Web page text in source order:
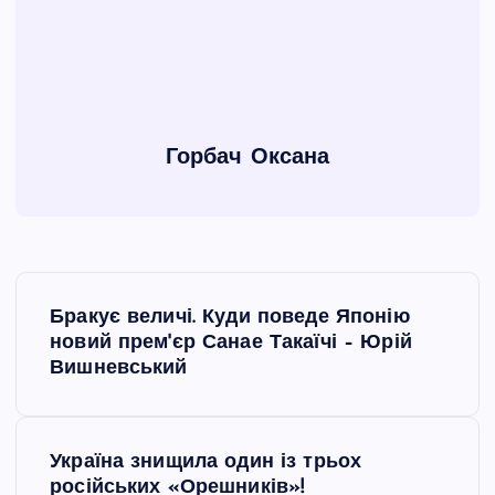
Горбач Оксана
Бракує величі. Куди поведе Японію
новий прем'єр Санае Такаїчі – Юрій
Вишневський
Україна знищила один із трьох
російських «Орешників»!